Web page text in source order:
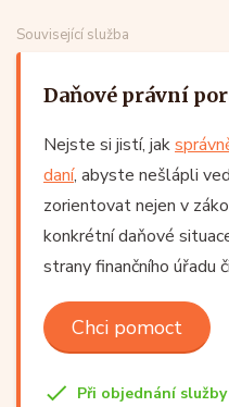
Související služba
Daňové právní
Nejste si jistí, jak
daní, abyste nešlápli
zorientovat nejen v
konkrétní daňové
strany finančního úřadu
Chci pomoct
Při objednání